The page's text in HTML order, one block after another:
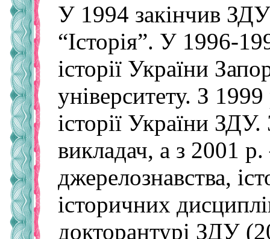
У 1994 закінчив ЗДУ
“Історія”. У 1996-
історії України
університету. З
історії України
викладач, а з 2001
джерелознавства,
історичних
докторантурі ЗДУ